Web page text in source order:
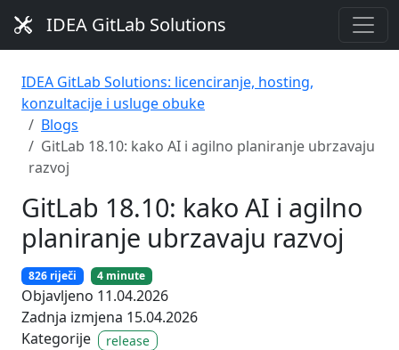
IDEA GitLab Solutions
IDEA GitLab Solutions: licenciranje, hosting,
konzultacije i usluge obuke
Blogs
GitLab 18.10: kako AI i agilno planiranje ubrzavaju
razvoj
GitLab 18.10: kako AI i agilno
planiranje ubrzavaju razvoj
826 riječi 4 minute
Objavljeno 11.04.2026
Zadnja izmjena 15.04.2026
Kategorije
release